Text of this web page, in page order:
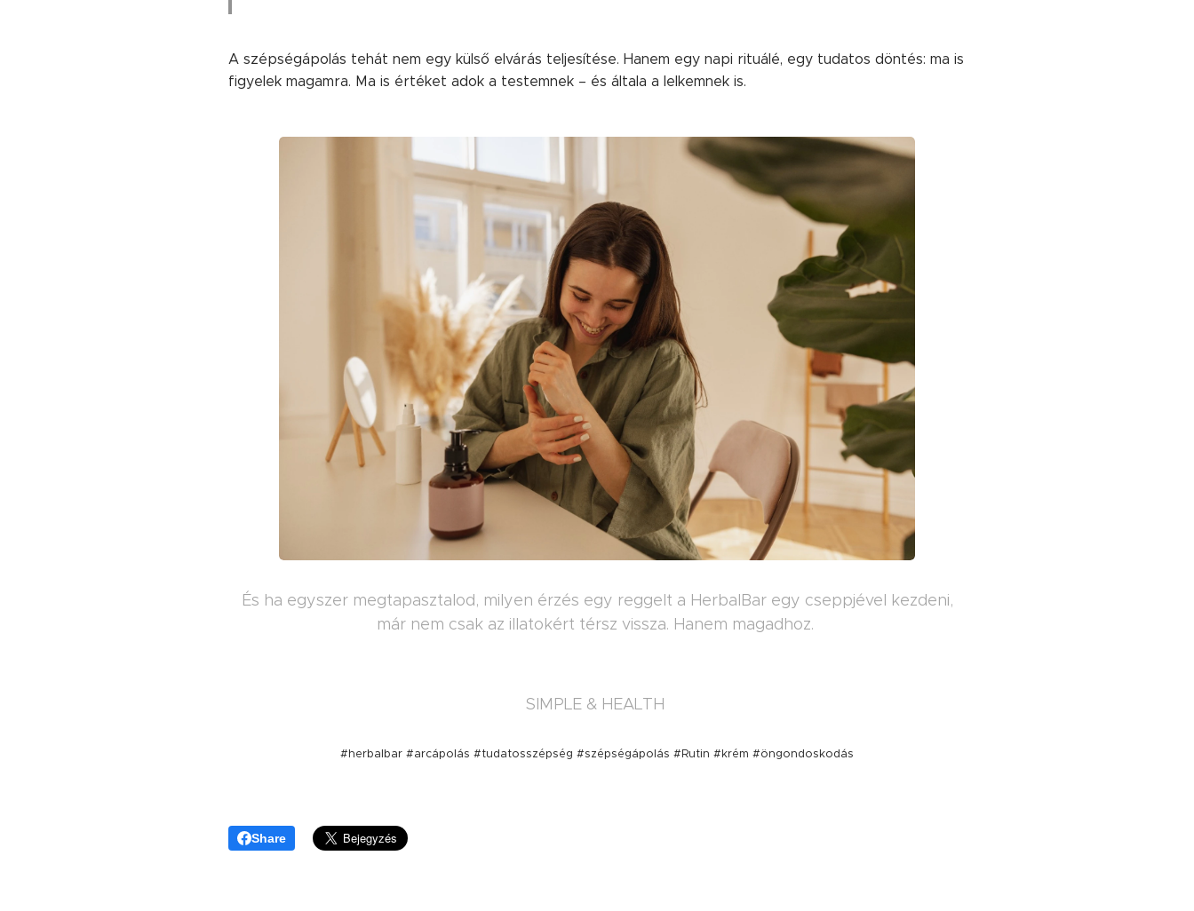
A szépségápolás tehát nem egy külső elvárás teljesítése. Hanem egy napi rituálé, egy tudatos döntés: ma is
figyelek magamra. Ma is értéket adok a testemnek – és általa a lelkemnek is.
És ha egyszer megtapasztalod, milyen érzés egy reggelt a HerbalBar egy cseppjével kezdeni,
már nem csak az illatokért térsz vissza. Hanem magadhoz.
SIMPLE & HEALTH
#herbalbar #arcápolás #tudatosszépség #szépségápolás #Rutin #krém #öngondoskodás
Share